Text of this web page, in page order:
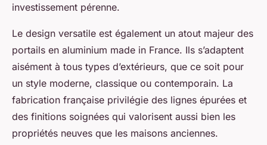
investissement pérenne.
Le design versatile est également un atout majeur des
portails en aluminium made in France. Ils s’adaptent
aisément à tous types d’extérieurs, que ce soit pour
un style moderne, classique ou contemporain. La
fabrication française privilégie des lignes épurées et
des finitions soignées qui valorisent aussi bien les
propriétés neuves que les maisons anciennes.